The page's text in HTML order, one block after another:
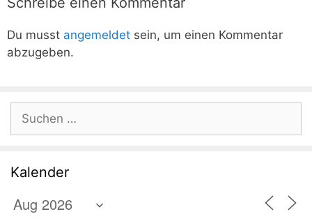
Du musst angemeldet sein, um einen Kommentar
abzugeben.
nach:
Kalender